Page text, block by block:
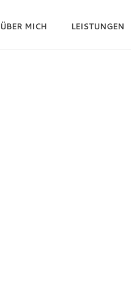
ÜBER MICH LEISTUNGEN